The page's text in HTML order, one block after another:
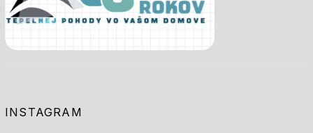
INSTAGRAM